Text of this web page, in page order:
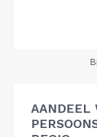
AANDEEL